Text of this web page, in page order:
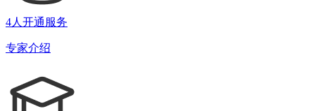
4人开通服务
专家介绍